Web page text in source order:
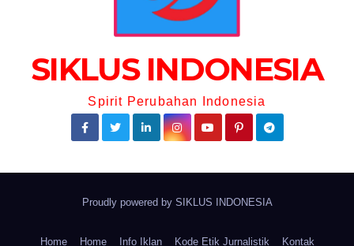
SIKLUS INDONESIA
Spirit Perubahan Indonesia
Proudly powered by SIKLUS INDONESIA
Home Home Info Iklan Kode Etik Jurnalistik Kontak